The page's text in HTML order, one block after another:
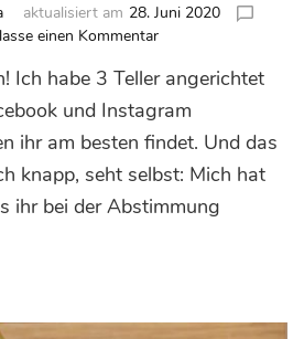
aktualisiert am 28. Juni 2020
einen Kommentarzu
mit
Heidelbeer-
und
Feta
Ich habe 3 Teller angerichtet
und Instagram
ihr am besten findet. Und das
knapp, seht selbst: Mich hat
ihr bei der Abstimmung